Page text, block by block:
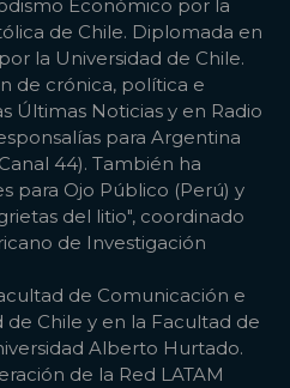
Económico por la
de Chile. Diplomada en
la Universidad de Chile.
de crónica, política e
Últimas Noticias y en Radio
para Argentina
44). También ha
para Ojo Público (Perú) y
del litio", coordinado
de Investigación
de Comunicación e
Chile y en la Facultad de
Alberto Hurtado.
de la Red LATAM